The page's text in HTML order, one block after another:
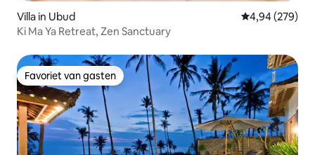
Villa in Ubud Gemiddelde
4,94 (279)
Ki Ma Ya Retreat, Zen Sanctuary
Favoriet van gasten
Favoriet van gasten